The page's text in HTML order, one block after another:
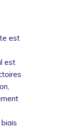
est
est